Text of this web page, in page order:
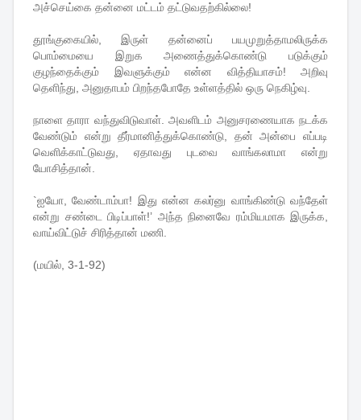
அச்செய்கை தன்னை மட்டம் தட்டுவதற்கில்லை!
தூங்குகையில், இருள் தன்னைப் பயமுறுத்தாமலிருக்க
பொம்மையை இறுக அணைத்துக்கொண்டு படுக்கும்
குழந்தைக்கும் இவளுக்கும் என்ன வித்தியாசம்! அறிவு
தெளிந்து, அனுதாபம் பிறந்தபோதே உள்ளத்தில் ஒரு நெகிழ்வு.
நாளை தாரா வந்துவிடுவாள். அவளிடம் அனுசரணையாக நடக்க
வேண்டும் என்று தீர்மானித்துக்கொண்டு, தன் அன்பை எப்படி
வெளிக்காட்டுவது, ஏதாவது புடவை வாங்கலாமா என்று
யோசித்தான்.
`ஐயோ, வேண்டாம்பா! இது என்ன கலர்னு வாங்கிண்டு வந்தேள்
என்று சண்டை பிடிப்பாள்!’ அந்த நினைவே ரம்மியமாக இருக்க,
வாய்விட்டுச் சிரித்தான் மணி.
(மயில், 3-1-92)